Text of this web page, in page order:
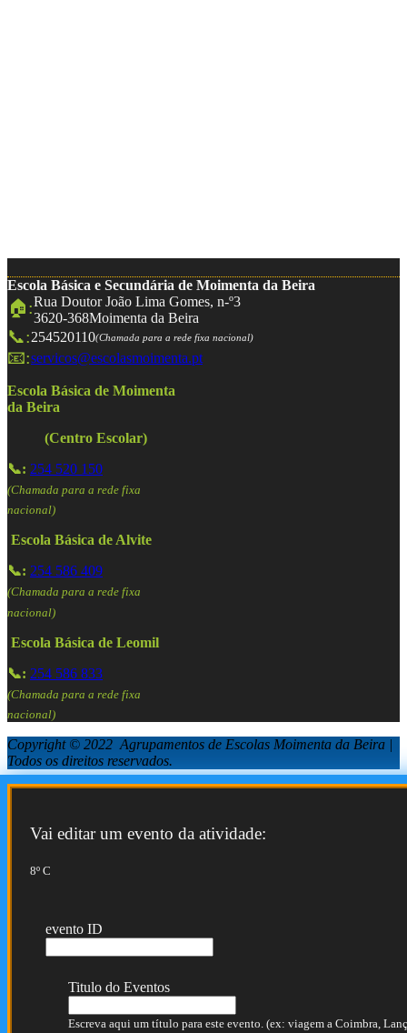
Escola Básica e Secundária de Moimenta da Beira
🏠:Rua Doutor João Lima Gomes, n-º3
3620-368Moimenta da Beira
📞:254520110(Chamada para a rede fixa nacional)
📧:servicos@escolasmoimenta.pt
Escola Básica de Moimenta
da Beira
(Centro Escolar)
📞: 254 520 150
(Chamada para a rede fixa
nacional)
Escola Básica de Alvite
📞: 254 586 409
(Chamada para a rede fixa
nacional)
Escola Básica de Leomil
📞: 254 586 833
(Chamada para a rede fixa
nacional)
Copyright © 2022 Agrupamentos de Escolas Moimenta da Beira |
Todos os direitos reservados.
Vai editar um evento da atividade:
8º C
evento ID
Titulo do Eventos
Escreva aqui um título para este evento. (ex: viagem a Coimbra,